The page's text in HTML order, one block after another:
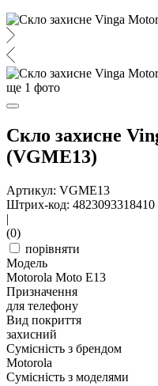
ще 1 фото
Скло захисне
(VGME13)
Артикул: VGME13
Штрих-код: 4823093318410
|
(0)
порівняти
Модель
Motorola Moto E13
Призначення
для телефону
Вид покриття
захисний
Сумісність з брендом
Motorola
Сумісність з моделями